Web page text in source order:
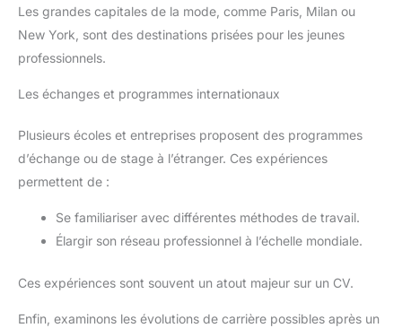
Les grandes capitales de la mode, comme Paris, Milan ou
New York, sont des destinations prisées pour les jeunes
professionnels.
Les échanges et programmes internationaux
Plusieurs écoles et entreprises proposent des programmes
d’échange ou de stage à l’étranger. Ces expériences
permettent de :
Se familiariser avec différentes méthodes de travail.
Élargir son réseau professionnel à l’échelle mondiale.
Ces expériences sont souvent un atout majeur sur un CV.
Enfin, examinons les évolutions de carrière possibles après un